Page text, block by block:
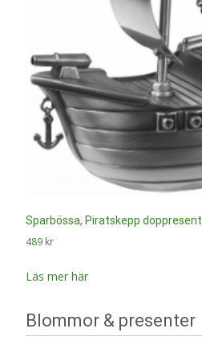
Sparbössa, Piratskepp doppresent
489 kr
Läs mer här
Blommor & presenter